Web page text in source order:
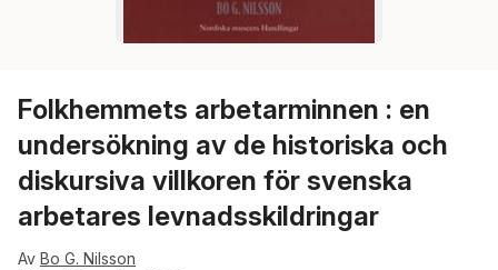
Folkhemmets arbetarminnen : en
undersökning av de historiska och
diskursiva villkoren för svenska
arbetares levnadsskildringar
Av Bo G. Nilsson